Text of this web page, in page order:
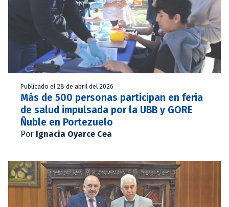
Publicado el 28 de abril del 2026
Más de 500 personas participan en feria
de salud impulsada por la UBB y GORE
Ñuble en Portezuelo
Por Ignacia Oyarce Cea